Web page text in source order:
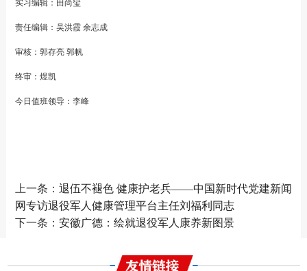
实习编辑：田尚玺
责任编辑：吴洪霞 余志成
审核：郭存亮 郭帆
终审：煜凯
今日值班领导：李峰
上一条： 退伍不褪色 健康护老兵——中国新时代党建新闻
网专访退役军人健康管理平台主任刘福利同志
下一条： 安徽广德：绘就退役军人康养新图景